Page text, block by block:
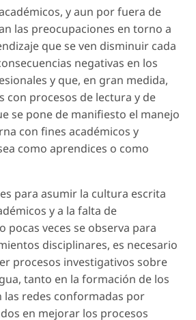
y aun por fuera de
las preocupaciones en torno a
que se ven disminuir cada
negativas en los
y que, en gran medida,
con procesos de lectura y de
se pone de manifiesto el manejo
con fines académicos y
como aprendices o como
para asumir la cultura escrita
y a la falta de
pocas veces se observa para
disciplinares, es necesario
procesos investigativos sobre
tanto en la formación de los
las redes conformadas por
en mejorar los procesos